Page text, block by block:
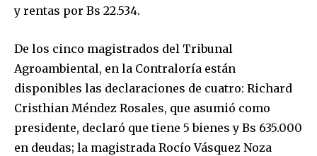
safe with us.
SUBSCRIBE
I've read and accept thePrivacy Policy
y rentas por Bs 22.534.
De los cinco magistrados del Tribunal
Agroambiental, en la Contraloría están
disponibles las declaraciones de cuatro: Richard
Cristhian Méndez Rosales, que asumió como
presidente, declaró que tiene 5 bienes y Bs 635.000
en deudas; la magistrada Rocío Vásquez Noza